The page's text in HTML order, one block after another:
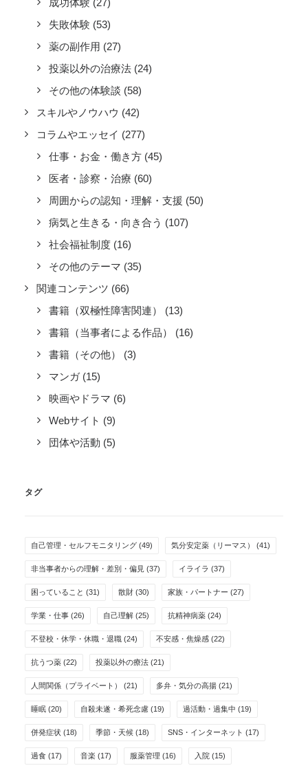
成功体験 (27)
失敗体験 (53)
薬の副作用 (27)
投薬以外の治療法 (24)
その他の体験談 (58)
スキルやノウハウ (42)
コラムやエッセイ (277)
仕事・お金・働き方 (45)
医者・診察・治療 (60)
周囲からの認知・理解・支援 (50)
病気と生きる・向き合う (107)
社会福祉制度 (16)
その他のテーマ (35)
関連コンテンツ (66)
書籍（双極性障害関連）
(13)
書籍（当事者による作品）
(16)
書籍（その他）
(3)
マンガ (15)
映画やドラマ (6)
Webサイト (9)
団体や活動 (5)
タグ
自己管理・セルフモニタリング (49) 気分安定薬（リーマス） (41)
非当事者からの理解・差別・偏見 (37) イライラ (37)
困っていること (31) 散財 (30) 家族・パートナー (27)
学業・仕事 (26) 自己理解 (25) 抗精神病薬 (24)
不登校・休学・休職・退職 (24) 不安感・焦燥感 (22)
抗うつ薬 (22) 投薬以外の療法 (21)
人間関係（プライベート） (21) 多弁・気分の高揚 (21)
睡眠 (20) 自殺未遂・希死念慮 (19) 過活動・過集中 (19)
併発症状 (18) 季節・天候 (18) SNS・インターネット (17)
過食 (17) 音楽 (17) 服薬管理 (16) 入院 (15)